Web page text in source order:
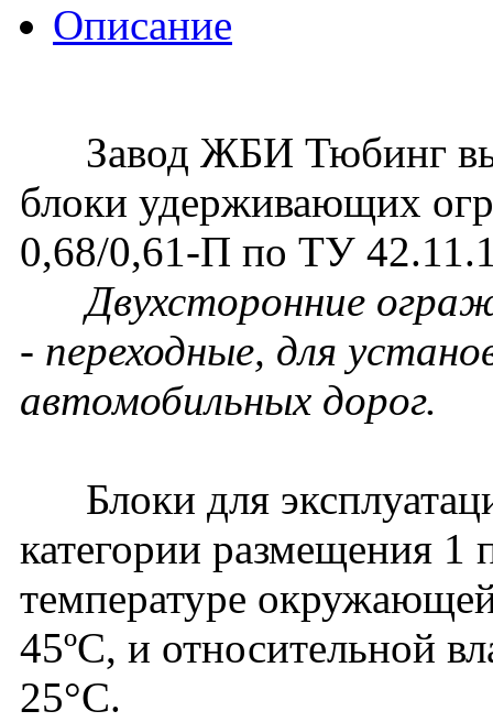
Описание
Завод ЖБИ Тюбинг
блоки удерживающих
0,68/0,61-П по ТУ
Двухсторонние
- переходные, для
автомобильных дорог.
Блоки для
категории размещения
температуре
45ºС, и относительной
25°С.